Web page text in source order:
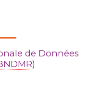
de Données
)